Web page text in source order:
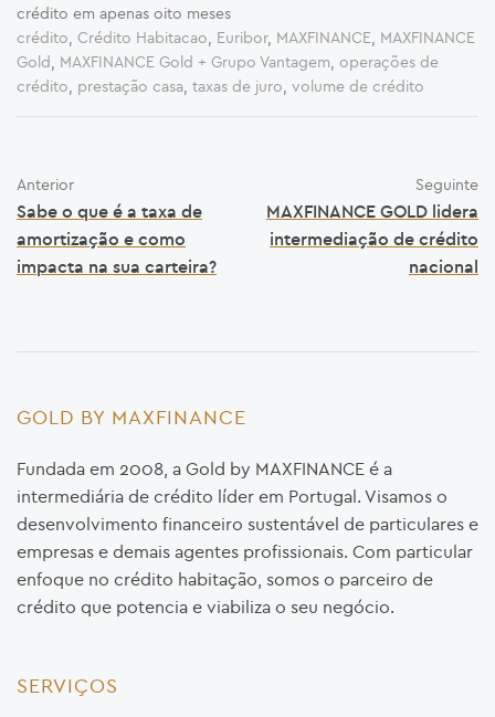
crédito em apenas oito meses
crédito, Crédito Habitacao, Euribor, MAXFINANCE, MAXFINANCE
Gold, MAXFINANCE Gold + Grupo Vantagem, operações de
crédito, prestação casa, taxas de juro, volume de crédito
Anterior
Sabe o que é a taxa de
amortização e como
impacta na sua carteira?
Seguinte
MAXFINANCE GOLD lidera
intermediação de crédito
nacional
GOLD BY MAXFINANCE
Fundada em 2008, a Gold by MAXFINANCE é a
intermediária de crédito líder em Portugal. Visamos o
desenvolvimento financeiro sustentável de particulares e
empresas e demais agentes profissionais. Com particular
enfoque no crédito habitação, somos o parceiro de
crédito que potencia e viabiliza o seu negócio.
SERVIÇOS